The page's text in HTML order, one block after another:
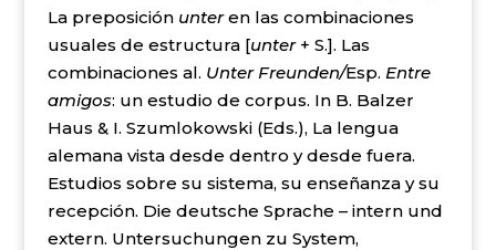
La preposición unteren las combinaciones
usuales de estructura [unter + S.]. Las
combinaciones al. Unter Freunden/Esp. Entre
amigos: un estudio de corpus. In B. Balzer
Haus & I. Szumlokowski (Eds.), La lengua
alemana vista desde dentro y desde fuera.
Estudios sobre su sistema, su enseñanza y su
recepción. Die deutsche Sprache – intern und
extern. Untersuchungen zu System,